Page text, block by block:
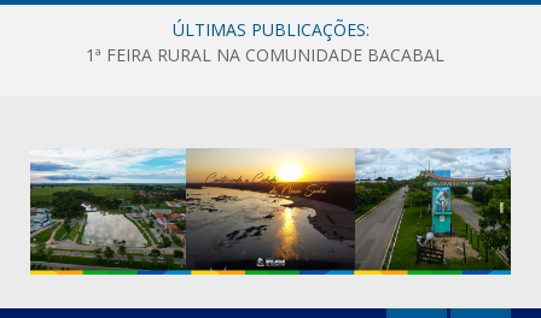
ÚLTIMAS PUBLICAÇÕES:
1ª FEIRA RURAL NA COMUNIDADE BACABAL